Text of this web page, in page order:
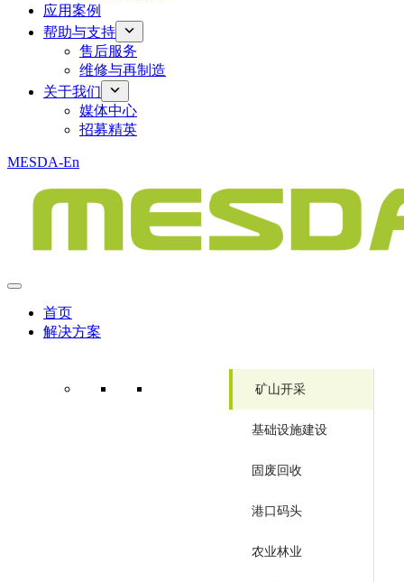
应用案例
帮助与支持
售后服务
维修与再制造
关于我们
媒体中心
招募精英
MESDA-En
首页
解决方案
矿山开采
基础设施建设
固废回收
港口码头
农业林业